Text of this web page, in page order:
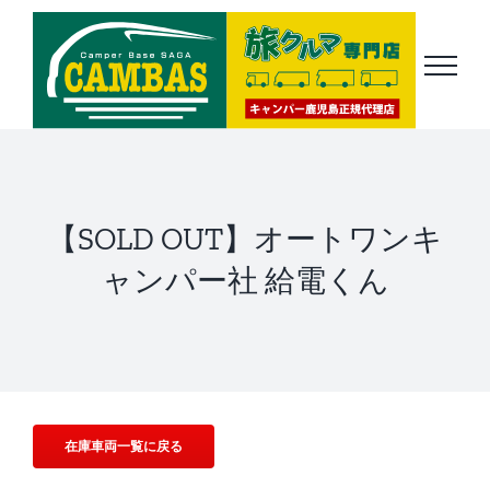
Skip
content
【SOLD OUT】オートワンキ
ャンパー社 給電くん
在庫車両一覧に戻る